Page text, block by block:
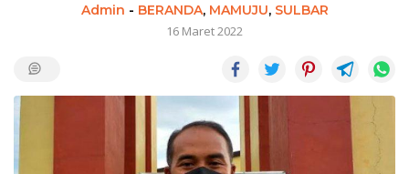
Admin - BERANDA, MAMUJU, SULBAR
16 Maret 2022